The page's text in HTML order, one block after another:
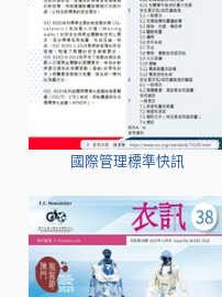
國際管理標準快訊